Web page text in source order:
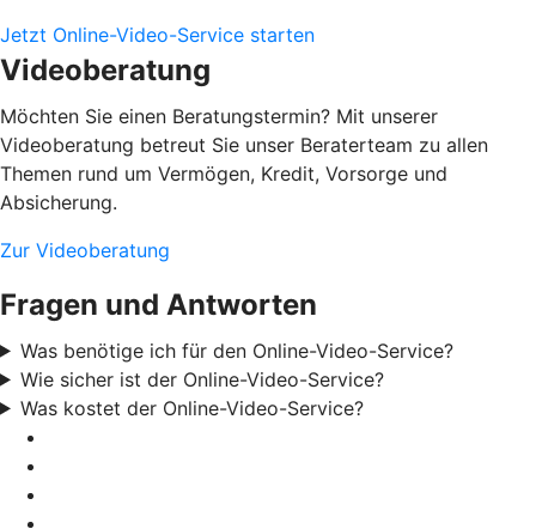
Jetzt Online-Video-Service starten
Videoberatung
Möchten Sie einen Beratungstermin? Mit unserer
Videoberatung betreut Sie unser Beraterteam zu allen
Themen rund um Vermögen, Kredit, Vorsorge und
Absicherung.
Zur Videoberatung
Fragen und Antworten
Was benötige ich für den Online-Video-Service?
Wie sicher ist der Online-Video-Service?
Was kostet der Online-Video-Service?